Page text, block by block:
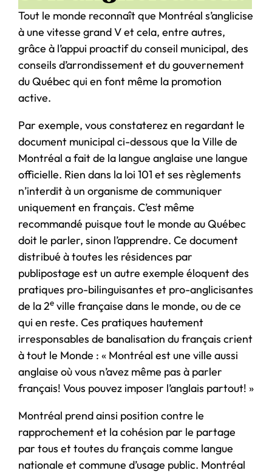
Tout le monde reconnaît que Montréal s’anglicise
à une vitesse grand V et cela, entre autres,
grâce à l’appui proactif du conseil municipal, des
conseils d’arrondissement et du gouvernement
du Québec qui en font même la promotion
active.
Par exemple, vous constaterez en regardant le
document municipal ci-dessous que la Ville de
Montréal a fait de la langue anglaise une langue
officielle. Rien dans la loi 101 et ses règlements
n’interdit à un organisme de communiquer
uniquement en français. C’est même
recommandé puisque tout le monde au Québec
doit le parler, sinon l’apprendre. Ce document
distribué à toutes les résidences par
publipostage est un autre exemple éloquent des
pratiques pro-bilinguisantes et pro-anglicisantes
de la 2e ville française dans le monde, ou de ce
qui en reste. Ces pratiques hautement
irresponsables de banalisation du français crient
à tout le Monde : « Montréal est une ville aussi
anglaise où vous n’avez même pas à parler
français! Vous pouvez imposer l’anglais partout! »
Montréal prend ainsi position contre le
rapprochement et la cohésion par le partage
par tous et toutes du français comme langue
nationale et commune d’usage public. Montréal